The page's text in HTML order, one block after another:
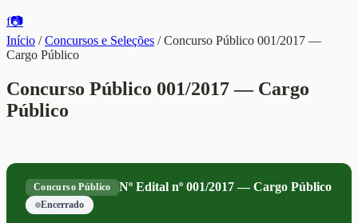
f📷
Início /Concursos e Seleções /Concurso Público 001/2017 —
Cargo Público
Concurso Público 001/2017 — Cargo
Público
Concurso Público Nº Edital nº 001/2017 — Cargo Público
Encerrado